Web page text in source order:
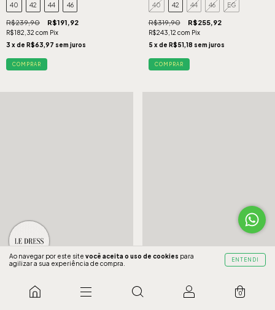
Ao navegar por este site você aceita o uso de cookies para
agilizar a sua experiência de compra.
ENTENDI
0
40 42 44 46
R$239,90 R$191,92
R$182,32 com Pix
3 x de R$63,97 sem juros
COMPRAR
40 42 44 46 EG
R$319,90 R$255,92
R$243,12 com Pix
5 x de R$51,18 sem juros
COMPRAR
1PÇ 20% - 2PÇS 25% - 3PÇS 30%
42
1PÇ 20% - 2PÇS 25% - 3PÇS 30%
44